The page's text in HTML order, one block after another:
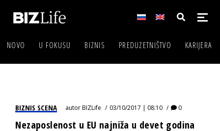
NOVO U FOKUSU BIZNIS PREDUZETNIŠTVO KARIJERA
BIZNIS SCENA autorBIZLife 03/10/2017 | 08:10 0
Nezaposlenost u EU najniža u devet godina